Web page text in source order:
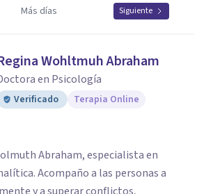
Más días Siguiente
Wohltmuh Abraham
en Psicología
Verificado Terapia Online
Abraham, especialista en
Acompaño a las personas a